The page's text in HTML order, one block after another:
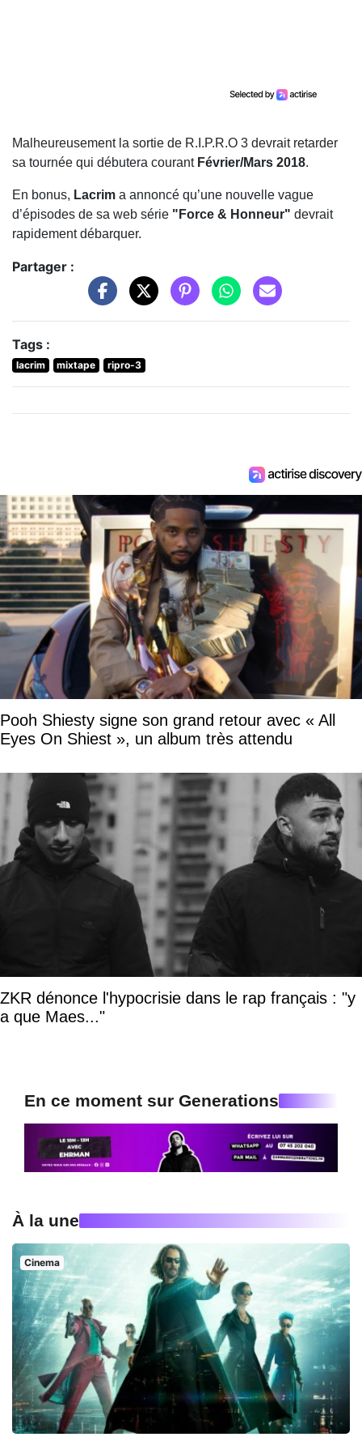
Malheureusement la sortie de R.I.P.R.O 3 devrait retarder
sa tournée qui débutera courant Février/Mars 2018.
En bonus, Lacrim a annoncé qu’une nouvelle vague
d’épisodes de sa web série "Force & Honneur" devrait
rapidement débarquer.
Partager :
Tags :
lacrim mixtape ripro-3
Pooh Shiesty signe son grand retour avec « All
Eyes On Shiest », un album très attendu
ZKR dénonce l'hypocrisie dans le rap français : "y
a que Maes..."
En ce moment sur Generations
À la une
Cinema